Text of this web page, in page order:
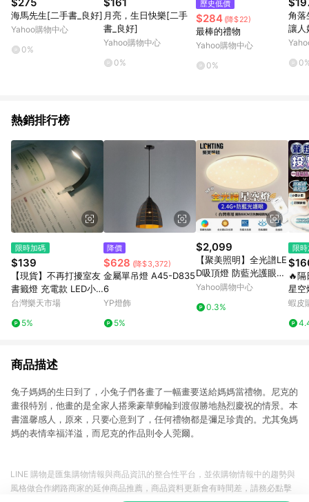
點數回饋或點數回饋有爭議，台灣樂天市場保有更改條款與法律
追訴之權利，活動詳情以樂天市場網站公告為準。
海馬先生[二手書_良好]
Yahoo購物中心
0%
月亮，生日快樂[二手
書_良好]
Yahoo購物中心
0%
歷史低價
$284 (降$22)
最棒的禮物
Yahoo購物中心
0%
角落
讓人
[二
熱銷排行榜
限時加碼
$139
【現貨】不再打擾室友
書籤燈 充電款 LED小
夜燈 超薄 夜間LED 便
書燈 交換禮物｜領券最
台灣樂天市場
5%
降價
$628 (降$3,372)
金屬單吊燈 A45-D835
6
YP燈飾
5%
$2,099
【聚美照明】全光譜LE
D吸頂燈 防藍光護眼燈
三色無極調光附遙控 圓
32W】無極調光+全光
Yahoo購物中心
0.3%
限
🔥
星空
小夜
車載
蝦皮
商品描述
兔子媽媽的生日到了，小兔子們各畫了一幅畫要送給媽媽當禮物。尼克的
畫很特別，他畫的是全家人搭乘豪華郵輪到渡假勝地熱烈慶祝的情景。本
書溫馨感人，原來，只要心意到了，任何禮物都是彌足珍貴的。尤其兔媽
媽的表情幸福洋溢，而尼克的作品則令人莞爾。
LINE 購物是匯集購物情報與商品資訊的整合性平台，並依購物情報中的趨勢與
風格做合作網路商家的延伸商品推薦，商品資料更新會有時間差，請務必點擊